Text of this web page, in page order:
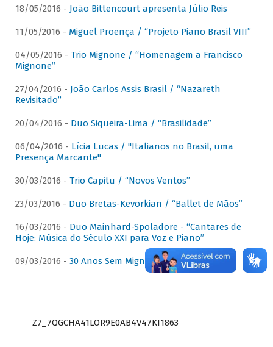
18/05/2016 - João Bittencourt apresenta Júlio Reis
11/05/2016 - Miguel Proença / “Projeto Piano Brasil VIII”
04/05/2016 - Trio Mignone / “Homenagem a Francisco
Mignone”
27/04/2016 - João Carlos Assis Brasil / “Nazareth
Revisitado”
20/04/2016 - Duo Siqueira-Lima / “Brasilidade”
06/04/2016 - Lícia Lucas / "Italianos no Brasil, uma
Presença Marcante"
30/03/2016 - Trio Capitu / “Novos Ventos”
23/03/2016 - Duo Bretas-Kevorkian / “Ballet de Mãos”
16/03/2016 - Duo Mainhard-Spoladore - “Cantares de
Hoje: Música do Século XXI para Voz e Piano”
09/03/2016 - 30 Anos Sem Mignone
Z7_7QGCHA41LOR9E0AB4V47KI1863